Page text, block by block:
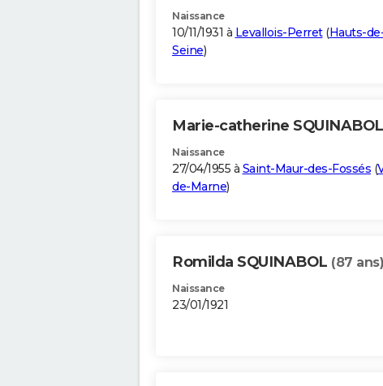
Naissance
10/11/1931 à Levallois-Perret(Hauts-
Seine)
Marie-catherine SQUINABOL
Naissance
27/04/1955 à Saint-Maur-des-Fossés (
de-Marne)
Romilda SQUINABOL (87 ans)
Naissance
23/01/1921